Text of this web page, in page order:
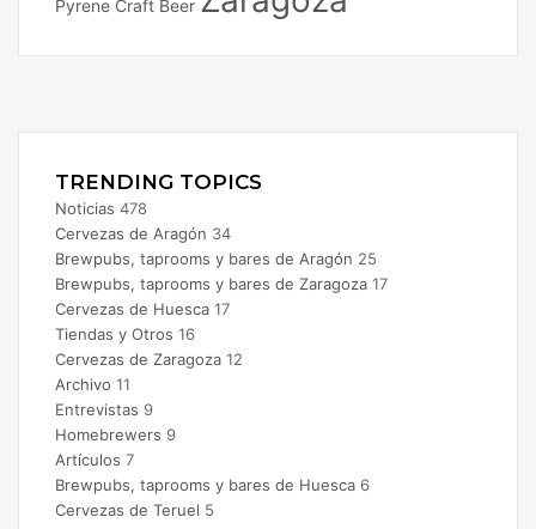
Pyrene Craft Beer
TRENDING TOPICS
Noticias 478
Cervezas de Aragón 34
Brewpubs, taprooms y bares de Aragón 25
Brewpubs, taprooms y bares de Zaragoza 17
Cervezas de Huesca 17
Tiendas y Otros 16
Cervezas de Zaragoza 12
Archivo 11
Entrevistas 9
Homebrewers 9
Artículos 7
Brewpubs, taprooms y bares de Huesca 6
Cervezas de Teruel 5